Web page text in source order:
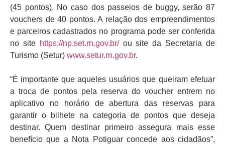
(45 pontos). No caso dos passeios de buggy, serão 87
vouchers de 40 pontos. A relação dos empreendimentos
e parceiros cadastrados no programa pode ser conferida
no site https://np.set.rn.gov.br/ou site da Secretaria de
Turismo (Setur) www.setur.rn.gov.br.
“É importante que aqueles usuários que queiram efetuar
a troca de pontos pela reserva do voucher entrem no
aplicativo no horário de abertura das reservas para
garantir o bilhete na categoria de pontos que deseja
destinar. Quem destinar primeiro assegura mais esse
benefício que a Nota Potiguar concede aos cidadãos”,